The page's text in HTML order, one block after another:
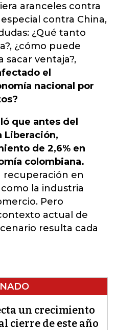
aranceles contra
contra China,
¿Qué tanto
¿cómo puede
sacar ventaja?,
el
nacional por
que antes del
Liberación,
de 2,6% en
colombiana.
recuperación en
la industria
Pero
actual de
resulta cada
un crecimiento
cierre de este año